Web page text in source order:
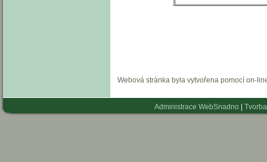
Webová stránka byla vytvořena pomocí on-
Administrace WebSnadno |